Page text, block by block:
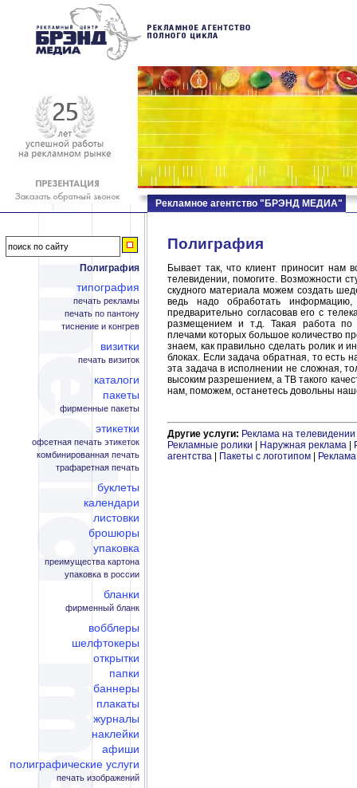
Полиграфия
типография
печать рекламы
печать по пантону
тиснение и конгрев
визитки
печать визиток
каталоги
пакеты
фирменные пакеты
этикетки
офсетная печать этикеток
комбинированная печать
трафаретная печать
буклеты
календари
листовки
брошюры
упаковка
преимущества картона
упаковка в россии
бланки
фирменный бланк
вобблеры
шелфтокеры
открытки
папки
баннеры
плакаты
журналы
наклейки
афиши
полиграфические услуги
печать изображений
Рекламное агентство "БРЭНД МЕДИА"
Полиграфия
Бывает так, что клиент приносит нам
телевидении, помогите. Возможности
скудного материала можем создать
ведь надо обработать информацию,
предварительно согласовав его с
размещением и т.д. Такая работа
плечами которых большое количество
знаем, как правильно сделать ролик и
блоках. Если задача обратная, то есть
эта задача в исполнении не сложная,
высоким разрешением, а ТВ такого
нам, поможем, останетесь довольны
Другие услуги: Реклама на телевидении
Рекламные ролики
Наружная реклама
агентства
Пакеты с логотипом